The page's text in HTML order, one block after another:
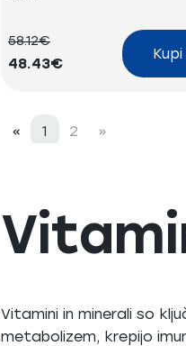
58.12€
48.43€
« 1 2 »
Vitamini in minerali so
metabolizem, krepijo